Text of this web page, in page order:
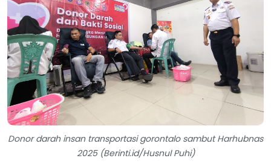
Donor darah insan transportasi gorontalo sambut Harhubnas
2025 (Berinti.id/Husnul Puhi)